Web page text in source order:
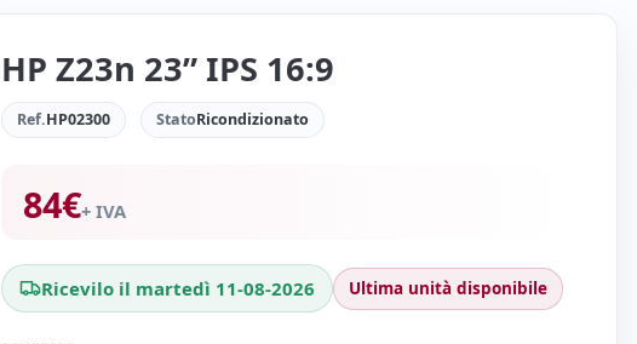
HP Z23n 23” IPS 16:9
Ref.HP02300 StatoRicondizionato
84€+ IVA
Ricevilo il martedì 11-08-2026 Ultima unità disponibile